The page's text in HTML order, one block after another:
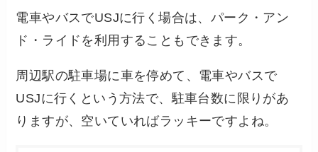
電車やバスでUSJに行く場合は、パーク・アン
ド・ライドを利用することもできます。
周辺駅の駐車場に車を停めて、電車やバスで
USJに行くという方法で、駐車台数に限りがあ
りますが、空いていればラッキーですよね。